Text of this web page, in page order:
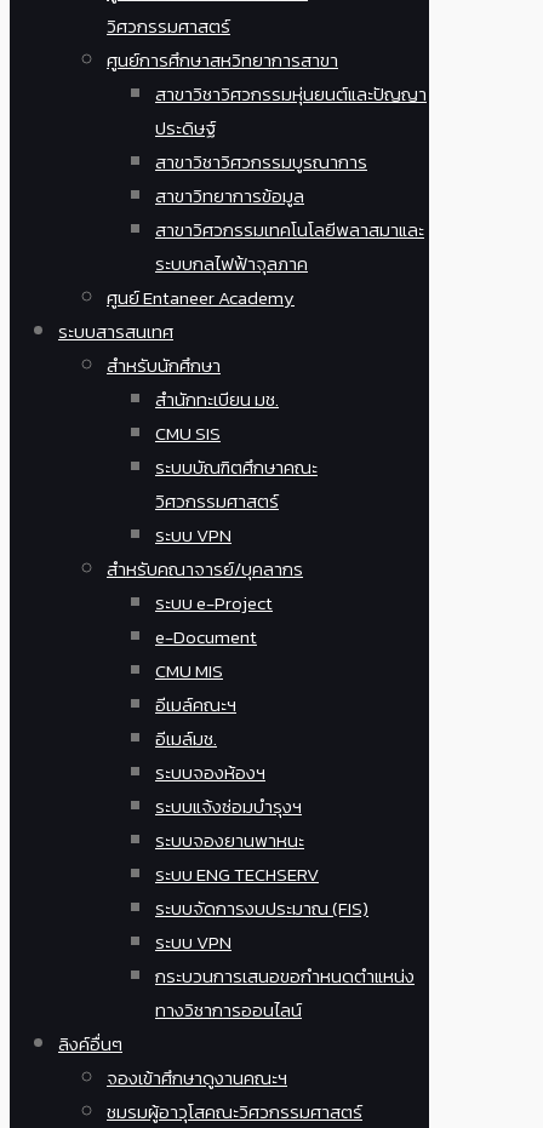
วิศวกรรมศาสตร์
ศูนย์การศึกษาสหวิทยาการสาขา
สาขาวิชาวิศวกรรมหุ่นยนต์และปัญญา
ประดิษฐ์
สาขาวิชาวิศวกรรมบูรณาการ
สาขาวิทยาการข้อมูล
สาขาวิศวกรรมเทคโนโลยีพลาสมาและ
ระบบกลไฟฟ้าจุลภาค
ศูนย์ Entaneer Academy
ระบบสารสนเทศ
สำหรับนักศึกษา
สำนักทะเบียน มช.
CMU SIS
ระบบบัณฑิตศึกษาคณะ
วิศวกรรมศาสตร์
ระบบ VPN
สำหรับคณาจารย์/บุคลากร
ระบบ e-Project
e-Document
CMU MIS
อีเมล์คณะฯ
อีเมล์มช.
ระบบจองห้องฯ
ระบบแจ้งซ่อมบำรุงฯ
ระบบจองยานพาหนะ
ระบบ ENG TECHSERV
ระบบจัดการงบประมาณ (FIS)
ระบบ VPN
กระบวนการเสนอขอกำหนดตำแหน่ง
ทางวิชาการออนไลน์
ลิงค์อื่นๆ
จองเข้าศึกษาดูงานคณะฯ
ชมรมผู้อาวุโสคณะวิศวกรรมศาสตร์